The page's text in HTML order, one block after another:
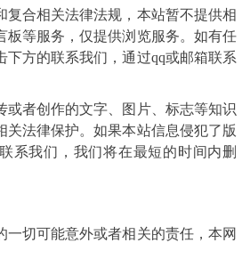
复合相关法律法规，本站暂不提供相
板等服务，仅提供浏览服务。如有任
下方的联系我们，通过qq或邮箱联系
或者创作的文字、图片、标志等知识
关法律保护。如果本站信息侵犯了版
系我们，我们将在最短的时间内删
一切可能意外或者相关的责任，本网